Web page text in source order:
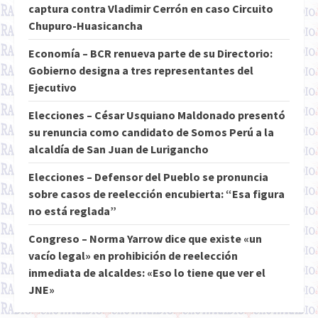
captura contra Vladimir Cerrón en caso Circuito
Chupuro-Huasicancha
Economía – BCR renueva parte de su Directorio:
Gobierno designa a tres representantes del
Ejecutivo
Elecciones – César Usquiano Maldonado presentó
su renuncia como candidato de Somos Perú a la
alcaldía de San Juan de Lurigancho
Elecciones – Defensor del Pueblo se pronuncia
sobre casos de reelección encubierta: “Esa figura
no está reglada”
Congreso – Norma Yarrow dice que existe «un
vacío legal» en prohibición de reelección
inmediata de alcaldes: «Eso lo tiene que ver el
JNE»